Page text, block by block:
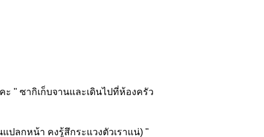
" ซากิเก็บจานและเดินไปที่ห้องครัว
ลกหน้า คงรู้สึกระแวงตัวเราแน่) "